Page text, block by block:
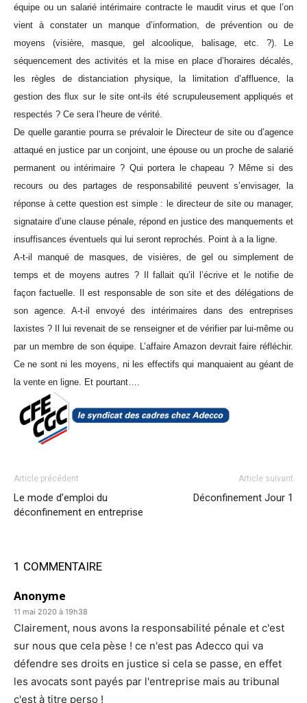
équipe ou un salarié intérimaire contracte le maudit virus et que l’on
vient à constater un manque d’information, de prévention ou de
moyens (visière, masque, gel alcoolique, balisage, etc. ?). Le
séquencement des activités et la mise en place d’horaires décalés,
les règles de distanciation physique, la limitation d’affluence, la
gestion des flux sur le site ont-ils été scrupuleusement appliqués et
respectés ? Ce sera l’heure de vérité.
De quelle garantie pourra se prévaloir le Directeur de site ou d’agence
attaqué en justice par un conjoint, une épouse ou un proche de salarié
permanent ou intérimaire ? Qui portera le chapeau ? Même si des
recours ou des partages de responsabilité peuvent s’envisager, la
réponse à cette question est simple : le directeur de site ou manager,
signataire d’une clause pénale, répond en justice des manquements et
insuffisances éventuels qui lui seront reprochés. Point à a la ligne.
A-t-il manqué de masques, de visières, de gel ou simplement de
temps et de moyens autres ? Il fallait qu’il l’écrive et le notifie de
façon factuelle. Il est responsable de son site et des délégations de
son agence. A-t-il envoyé des intérimaires dans des entreprises
laxistes ? Il lui revenait de se renseigner et de vérifier par lui-même ou
par un membre de son équipe. L’affaire Amazon devrait faire réfléchir.
Ce ne sont ni les moyens, ni les effectifs qui manquaient au géant de
la vente en ligne. Et pourtant….
Article précédent
Le mode d’emploi du
déconfinement en entreprise
Article suivant
Déconfinement Jour 1
1 COMMENTAIRE
Anonyme
11 mai 2020 à 19h38
Clairement, nous avons la responsabilité pénale et c'est
sur nous que cela pèse ! ce n'est pas Adecco qui va
défendre ses droits en justice si cela se passe, en effet
les avocats sont payés par l'entreprise mais au tribunal
c'est à titre perso !